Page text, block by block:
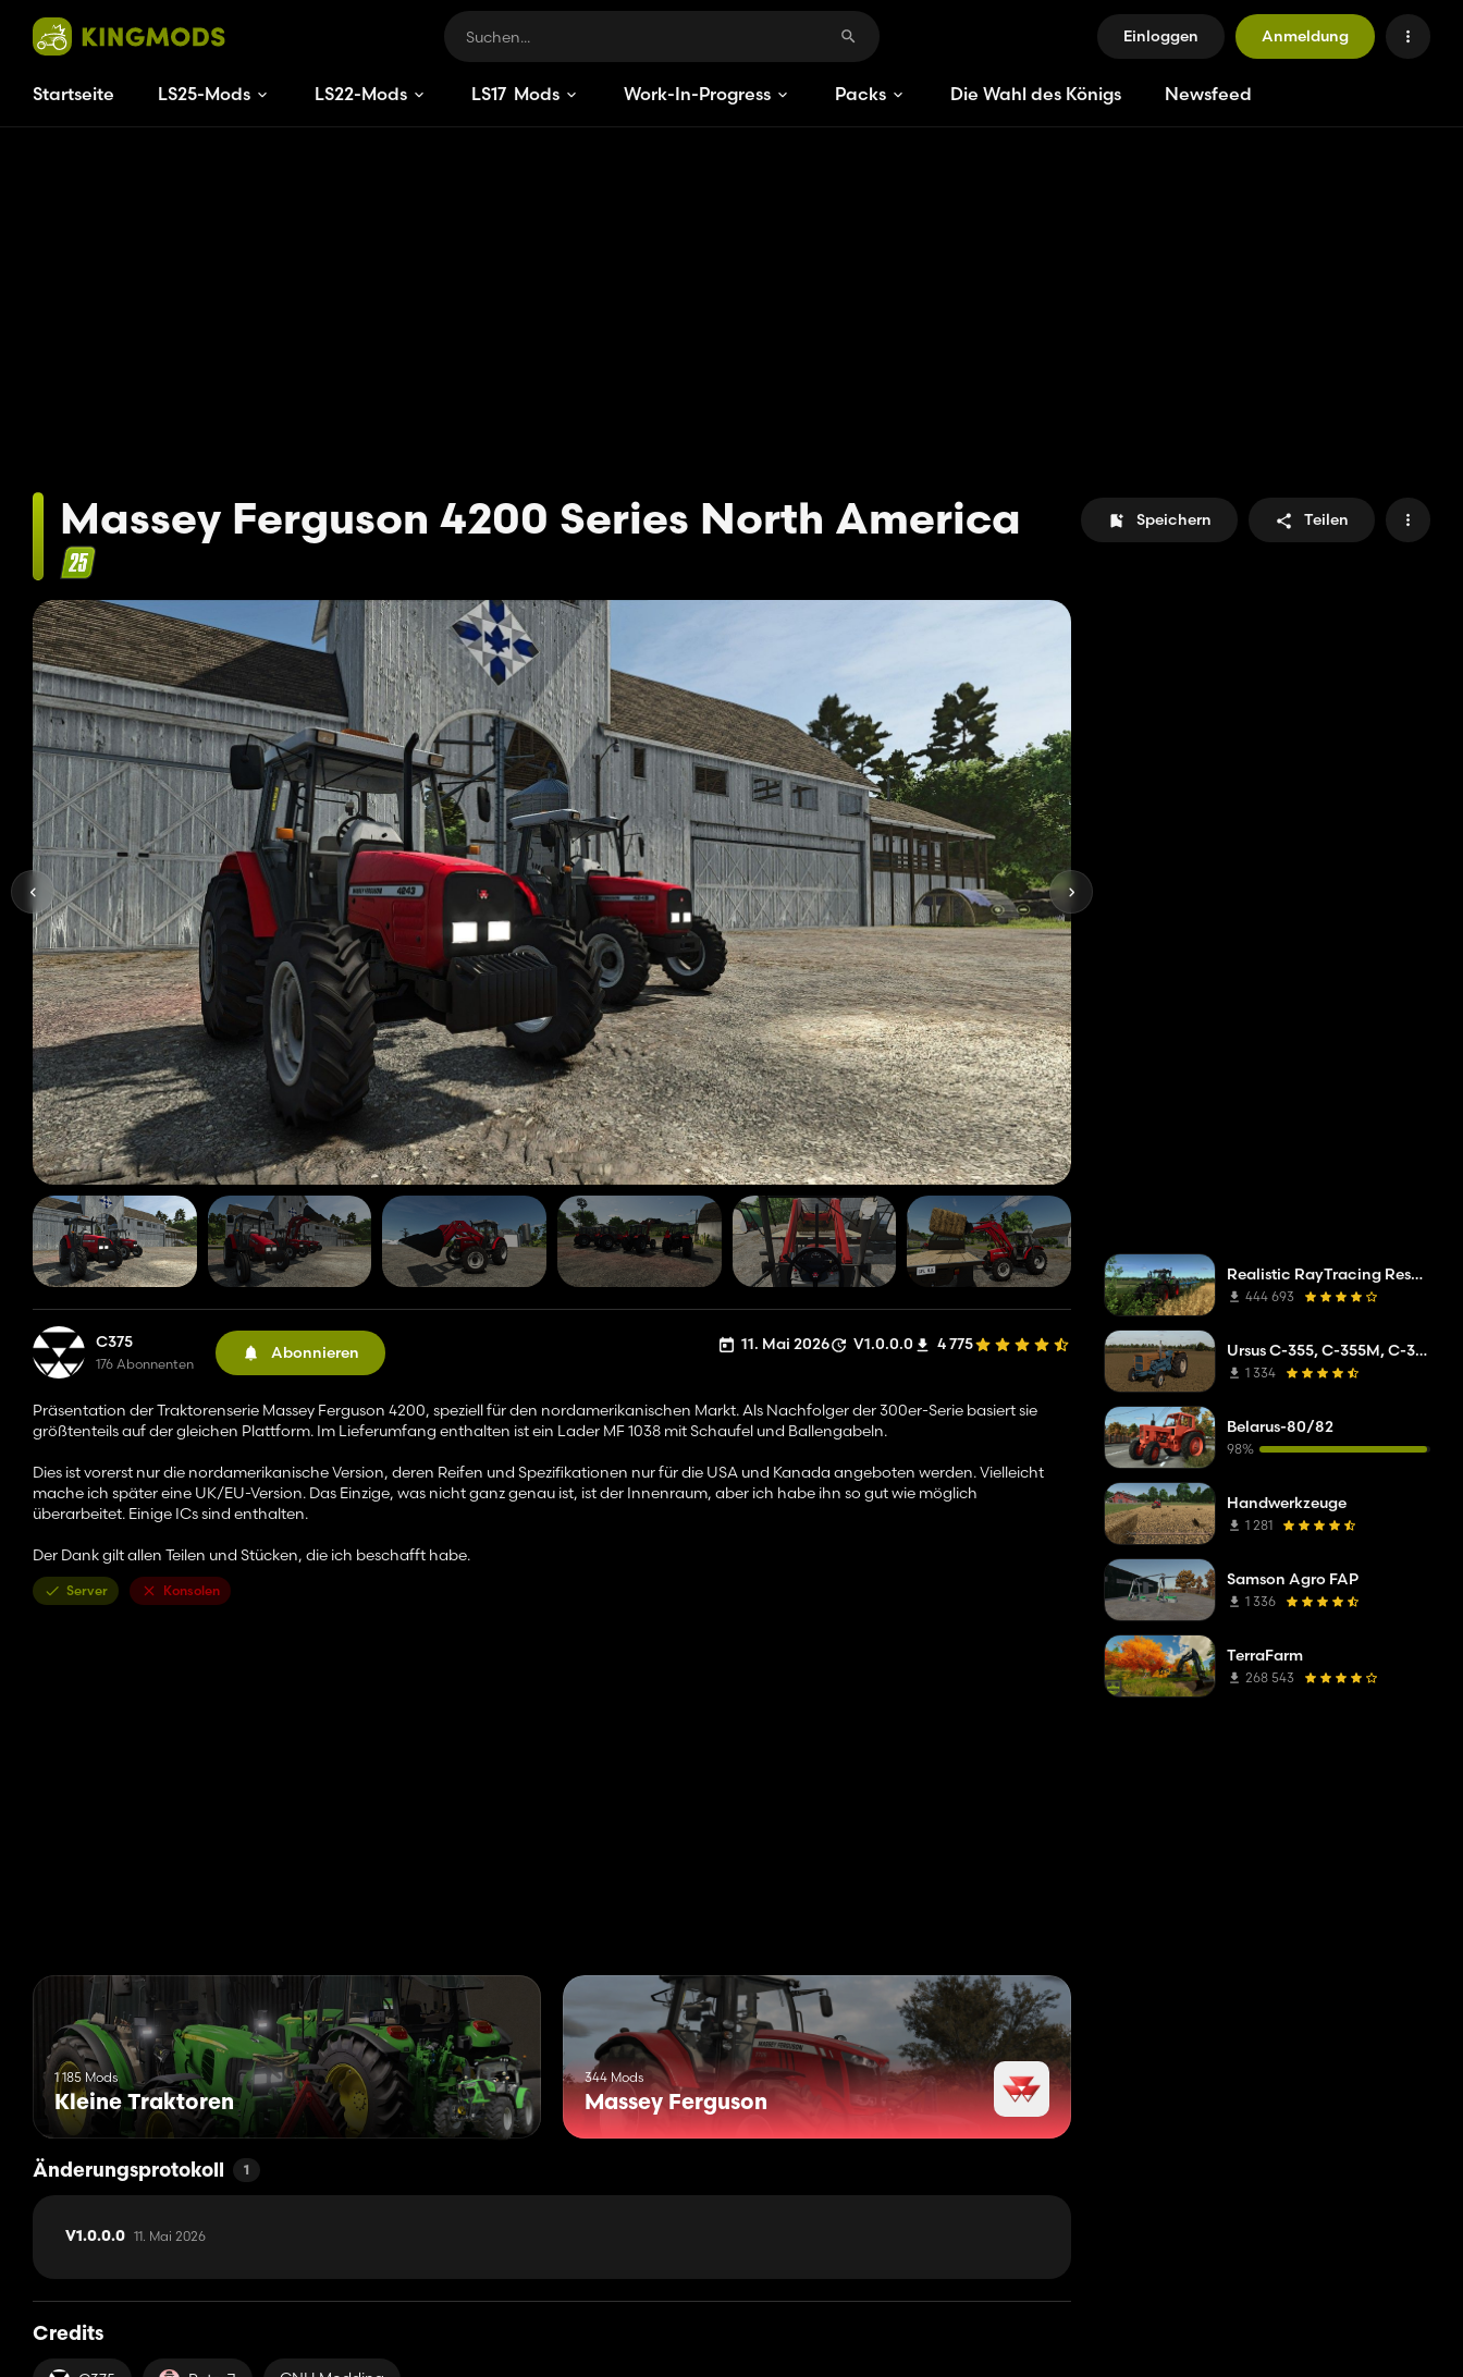
Einloggen Anmeldung
Startseite LS25-Mods LS22-Mods LS17 Mods Work-In-Progress Packs Die Wahl des Königs Newsfeed
Massey Ferguson 4200 Series North America Speichern Teilen
C375
176 Abonnenten
Abonnieren 11. Mai 2026 V1.0.0.0 4 775
Präsentation der Traktorenserie Massey Ferguson 4200, speziell für den nordamerikanischen Markt. Als Nachfolger der 300er-Serie basiert sie
größtenteils auf der gleichen Plattform. Im Lieferumfang enthalten ist ein Lader MF 1038 mit Schaufel und Ballengabeln.
Dies ist vorerst nur die nordamerikanische Version, deren Reifen und Spezifikationen nur für die USA und Kanada angeboten werden. Vielleicht
mache ich später eine UK/EU-Version. Das Einzige, was nicht ganz genau ist, ist der Innenraum, aber ich habe ihn so gut wie möglich
überarbeitet. Einige ICs sind enthalten.
Der Dank gilt allen Teilen und Stücken, die ich beschafft habe.
Server Konsolen
1 185 Mods
Kleine Traktoren
344 Mods
Massey Ferguson
Änderungsprotokoll 1
V1.0.0.0 11. Mai 2026
Credits
Realistic RayTracing Reshade Preset
444 693
Ursus C-355, C-355M, C-360
1 334
Belarus-80/82
98%
Handwerkzeuge
1 281
Samson Agro FAP
1 336
TerraFarm
268 543